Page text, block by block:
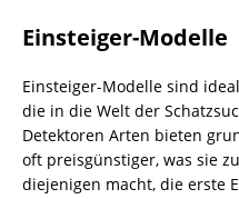
Einsteiger-Modelle
Einsteiger-Modelle sind
die in die Welt der
Detektoren Arten bieten
oft preisgünstiger, was sie
diejenigen macht, die erste